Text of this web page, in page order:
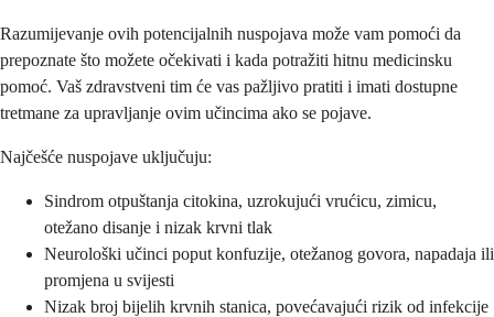
Razumijevanje ovih potencijalnih nuspojava može vam pomoći da
prepoznate što možete očekivati i kada potražiti hitnu medicinsku
pomoć. Vaš zdravstveni tim će vas pažljivo pratiti i imati dostupne
tretmane za upravljanje ovim učincima ako se pojave.
Najčešće nuspojave uključuju:
Sindrom otpuštanja citokina, uzrokujući vrućicu, zimicu,
otežano disanje i nizak krvni tlak
Neurološki učinci poput konfuzije, otežanog govora, napadaja ili
promjena u svijesti
Nizak broj bijelih krvnih stanica, povećavajući rizik od infekcije